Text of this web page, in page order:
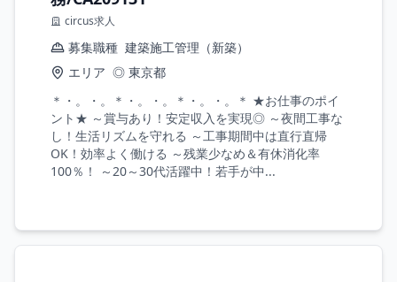
circus求人
募集職種 建築施工管理（新築）
エリア ◎ 東京都
＊・。・。＊・。・。＊・。・。＊ ★お仕事のポイ
ント★ ～賞与あり！安定収入を実現◎ ～夜間工事な
し！生活リズムを守れる ～工事期間中は直行直帰
OK！効率よく働ける ～残業少なめ＆有休消化率
100％！ ～20～30代活躍中！若手が中...